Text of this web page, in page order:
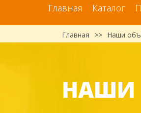
Главная Каталог
Главная >> Наши
НАШИ